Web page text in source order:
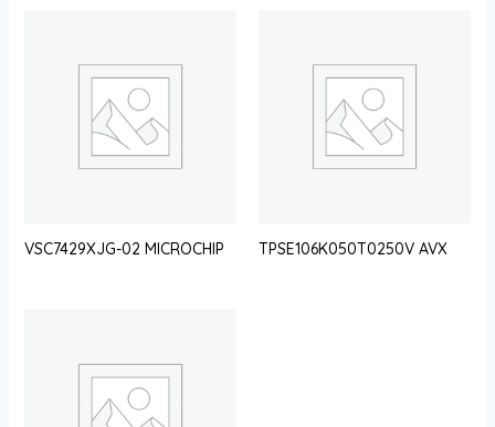
VSC7429XJG-02 MICROCHIP TPSE106K050T0250V AVX